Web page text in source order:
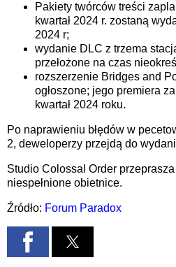
Pakiety twórców treści
kwartał 2024 r. zostaną
2024 r;
wydanie DLC z trzema
przełożone na czas
rozszerzenie Bridges and
ogłoszone; jego premiera
kwartał 2024 roku.
Po naprawieniu błędów w
2, deweloperzy przejdą do
Studio Colossal Order
niespełnione obietnice.
Źródło: Forum Paradox